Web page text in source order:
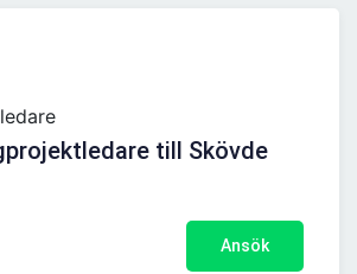
till Skövde
Ansök